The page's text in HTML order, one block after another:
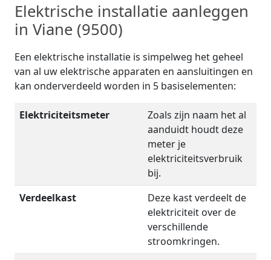
Elektrische installatie aanleggen
in Viane (9500)
Een elektrische installatie is simpelweg het geheel
van al uw elektrische apparaten en aansluitingen en
kan onderverdeeld worden in 5 basiselementen:
Elektriciteitsmeter
Zoals zijn naam het al
aanduidt houdt deze
meter je
elektriciteitsverbruik
bij.
Verdeelkast
Deze kast verdeelt de
elektriciteit over de
verschillende
stroomkringen.